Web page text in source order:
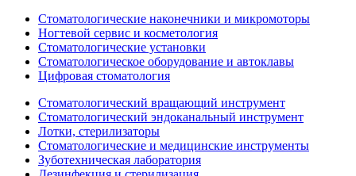
Стоматологические наконечники и микромоторы
Ногтевой сервис и косметология
Стоматологические установки
Стоматологическое оборудование и автоклавы
Цифровая стоматология
Стоматологический вращающий инструмент
Стоматологический эндоканальный инструмент
Лотки, стерилизаторы
Стоматологические и медицинские инструменты
Зуботехническая лаборатория